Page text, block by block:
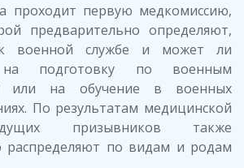
проходит первую медкомиссию,
предварительно определяют,
военной службе и может ли
на подготовку по военным
или на обучение в военных
По результатам медицинской
призывников также
распределяют по видам и родам